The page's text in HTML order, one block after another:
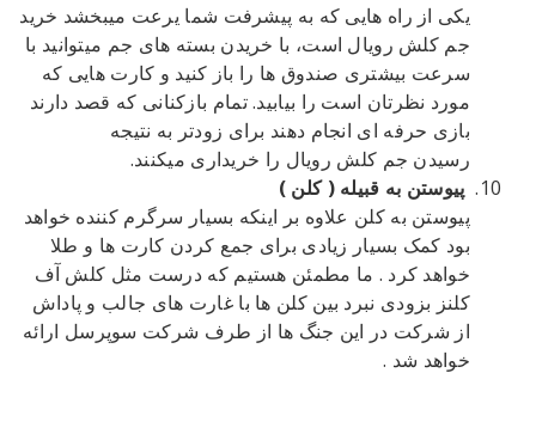
یکی از راه هایی که به پیشرفت شما یرعت میبخشد خرید
جم کلش رویال است، با خریدن بسته های جم میتوانید با
سرعت بیشتری صندوق ها را باز کنید و کارت هایی که
مورد نظرتان است را بیابید. تمام بازکنانی که قصد دارند
بازی حرفه ای انجام دهند برای زودتر به نتیجه
رسیدن جم کلش رویال را خریداری میکنند.
پیوستن به قبیله ( کلن )
پیوستن به کلن علاوه بر اینکه بسیار سرگرم کننده خواهد
بود کمک بسیار زیادی برای جمع کردن کارت ها و طلا
خواهد کرد . ما مطمئن هستیم که درست مثل کلش آف
کلنز بزودی نبرد بین کلن ها با غارت های جالب و پاداش
از شرکت در این جنگ ها از طرف شرکت سوپرسل ارائه
خواهد شد .